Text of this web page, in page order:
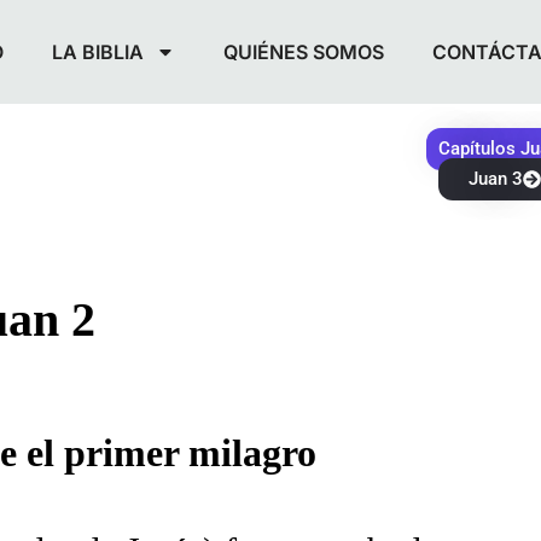
LA BIBLIA QUIÉNES SOMOS
Capítulos
Juan 3
2
el primer milagro